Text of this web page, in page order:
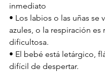
inmediato
• Los labios o las uñas se
azules, o la respiración es
dificultosa.
• El bebé está letárgico,
difícil de despertar.